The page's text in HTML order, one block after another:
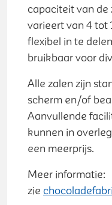
capaciteit van de
varieert van 4 tot
flexibel in te
bruikbaar voor
Alle zalen zijn
scherm en/of
Aanvullende
kunnen in
een meerprijs.
Meer informatie:
zie